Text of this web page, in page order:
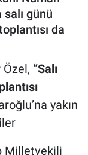
günü
da
Özel, “Salı
yakın
Milletvekili